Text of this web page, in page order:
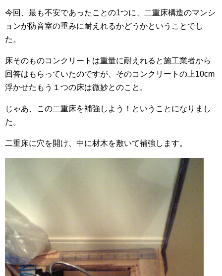
今回、最も不安であったことの1つに、二重床構造のマンシ
ョンが防音室の重みに耐えれるかどうかということでし
た。
床そのものコンクリートは重量に耐えれると施工業者から
回答はもらっていたのですが、そのコンクリートの上10cm
浮かせたもう１つの床は微妙とのこと。
じゃあ、この二重床を補強しよう！ということになりまし
た。
二重床に穴を開け、中に材木を敷いて補強します。